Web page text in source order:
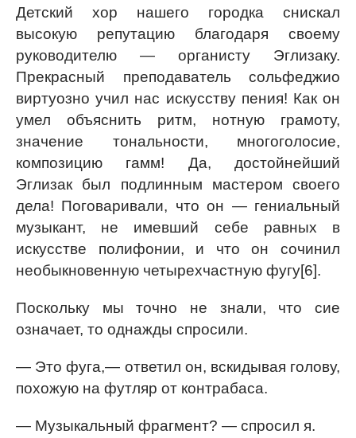
Детский хор нашего городка снискал
высокую репутацию благодаря своему
руководителю — органисту Эглизаку.
Прекрасный преподаватель сольфеджио
виртуозно учил нас искусству пения! Как он
умел объяснить ритм, нотную грамоту,
значение тональности, многоголосие,
композицию гамм! Да, достойнейший
Эглизак был подлинным мастером своего
дела! Поговаривали, что он — гениальный
музыкант, не имевший себе равных в
искусстве полифонии, и что он сочинил
необыкновенную четырехчастную фугу[6].
Поскольку мы точно не знали, что сие
означает, то однажды спросили.
— Это фуга,— ответил он, вскидывая голову,
похожую на футляр от контрабаса.
— Музыкальный фрагмент? — спросил я.